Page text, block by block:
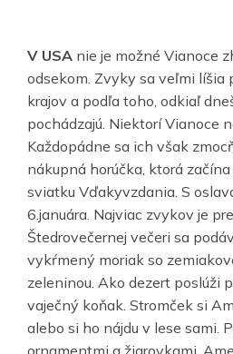
V USA nie je možné Vianoce
odsekom. Zvyky sa veľmi líšia
krajov a podľa toho, odkiaľ
pochádzajú. Niektorí Vianoce
Každopádne sa ich však
nákupná horúčka, ktorá
sviatku Vďakyvzdania. S
6.januára. Najviac zvykov je
Štedrovečernej večeri sa
vykŕmený moriak so
zeleninou. Ako dezert poslúži
vaječný koňak. Stromček si
alebo si ho nájdu v lese sami.
ornamentmi a žiarovkami.